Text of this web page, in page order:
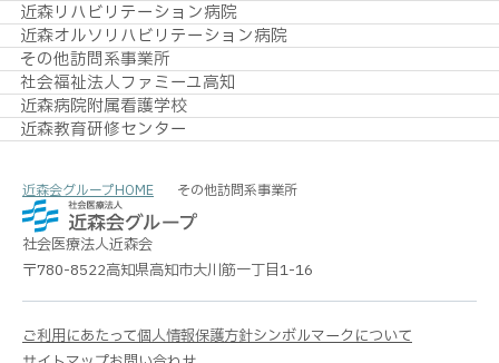
近森リハビリテーション病院
近森オルソリハビリテーション病院
その他訪問系事業所
社会福祉法人ファミーユ高知
近森病院附属看護学校
近森教育研修センター
近森会グループHOME その他訪問系事業所
社会医療法人近森会
〒780-8522高知県高知市大川筋一丁目1-16
ご利用にあたって個人情報保護方針シンボルマークについて